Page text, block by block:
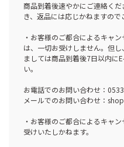
商品到着後速やかにご連絡く
き、返品には応じかねますので
・お客様のご都合によるキャ
は、一切お受けしません。但
ましては商品到着後7日以内に
い。
お電話でのお問い合わせ：
メールでのお問い合わせ：
・お客様のご都合によるキャ
受けいたしかねます。